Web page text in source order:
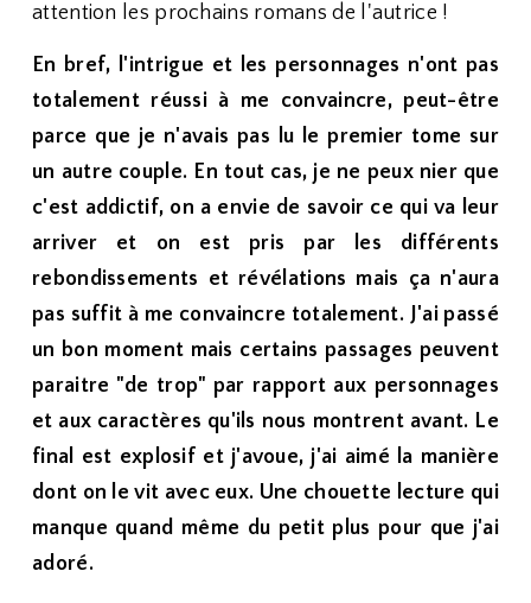
attention les prochains romans de l'autrice !
En bref, l'intrigue et les personnages n'ont pas
totalement réussi à me convaincre, peut-être
parce que je n'avais pas lu le premier tome sur
un autre couple. En tout cas, je ne peux nier que
c'est addictif, on a envie de savoir ce qui va leur
arriver et on est pris par les différents
rebondissements et révélations mais ça n'aura
pas suffit à me convaincre totalement. J'ai passé
un bon moment mais certains passages peuvent
paraitre "de trop" par rapport aux personnages
et aux caractères qu'ils nous montrent avant. Le
final est explosif et j'avoue, j'ai aimé la manière
dont on le vit avec eux. Une chouette lecture qui
manque quand même du petit plus pour que j'ai
adoré.